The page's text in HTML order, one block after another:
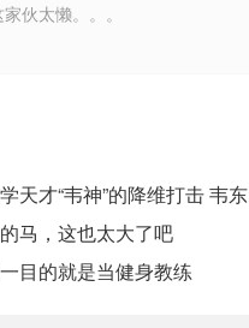
伙太懒。。。
天才“韦神”的降维打击 韦东
马，这也太大了吧
目的就是当健身教练